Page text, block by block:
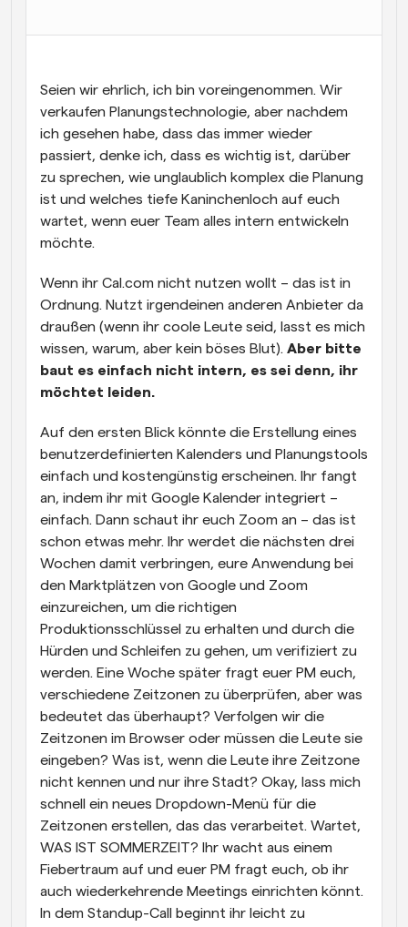
Supercharged Planung mit KI-gestützten Anrufen
Blog
Bleiben Sie auf dem Laufenden über die neuesten
Nachrichten und Updates.
Sofortige Besprechungen
Treffen Sie sich in wenigen Minuten mit Kunden
Dynamische Gruppenlinks
Nahtlos Meetings mit mehreren Personen buchen
Webhooks
Erhalten Sie eine Benachrichtigung, wenn etwas
passiert
Seien wir ehrlich, ich bin voreingenommen. Wir
verkaufen Planungstechnologie, aber nachdem
ich gesehen habe, dass das immer wieder
passiert, denke ich, dass es wichtig ist, darüber
zu sprechen, wie unglaublich komplex die Planung
ist und welches tiefe Kaninchenloch auf euch
wartet, wenn euer Team alles intern entwickeln
möchte.
Wenn ihr Cal.com nicht nutzen wollt – das ist in
Ordnung. Nutzt irgendeinen anderen Anbieter da
draußen (wenn ihr coole Leute seid, lasst es mich
wissen, warum, aber kein böses Blut). Aber bitte
baut es einfach nicht intern, es sei denn, ihr
möchtet leiden.
Auf den ersten Blick könnte die Erstellung eines
benutzerdefinierten Kalenders und Planungstools
einfach und kostengünstig erscheinen. Ihr fangt
an, indem ihr mit Google Kalender integriert –
einfach. Dann schaut ihr euch Zoom an – das ist
schon etwas mehr. Ihr werdet die nächsten drei
Wochen damit verbringen, eure Anwendung bei
den Marktplätzen von Google und Zoom
einzureichen, um die richtigen
Produktionsschlüssel zu erhalten und durch die
Hürden und Schleifen zu gehen, um verifiziert zu
werden. Eine Woche später fragt euer PM euch,
verschiedene Zeitzonen zu überprüfen, aber was
bedeutet das überhaupt? Verfolgen wir die
Zeitzonen im Browser oder müssen die Leute sie
eingeben? Was ist, wenn die Leute ihre Zeitzone
nicht kennen und nur ihre Stadt? Okay, lass mich
schnell ein neues Dropdown-Menü für die
Zeitzonen erstellen, das das verarbeitet. Wartet,
WAS IST SOMMERZEIT? Ihr wacht aus einem
Fiebertraum auf und euer PM fragt euch, ob ihr
auch wiederkehrende Meetings einrichten könnt.
In dem Standup-Call beginnt ihr leicht zu